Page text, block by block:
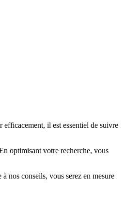
il est essentiel de suivre
optimisant votre recherche, vous
nos conseils, vous serez en mesure